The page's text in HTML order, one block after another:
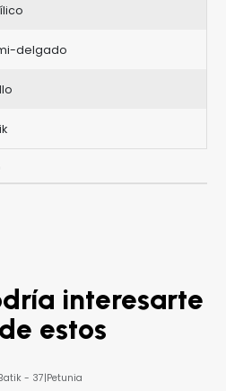
delgado
interesarte
estos
- 37|Petunia